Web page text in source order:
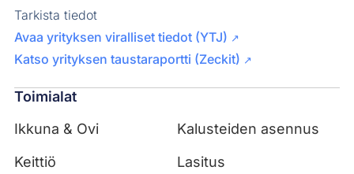
Tarkista tiedot
Avaa yrityksen viralliset tiedot (YTJ) ↗
Katso yrityksen taustaraportti (Zeckit) ↗
Toimialat
Ikkuna & Ovi
Kalusteiden asennus
Keittiö
Lasitus